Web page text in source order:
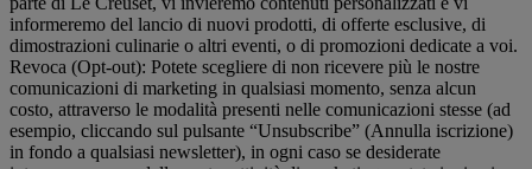
informeremo del lancio di nuovi prodotti, di offerte esclusive, di
dimostrazioni culinarie o altri eventi, o di promozioni dedicate a voi.
Revoca (Opt-out): Potete scegliere di non ricevere più le nostre
comunicazioni di marketing in qualsiasi momento, senza alcun
costo, attraverso le modalità presenti nelle comunicazioni stesse (ad
esempio, cliccando sul pulsante “Unsubscribe” (Annulla iscrizione)
in fondo a qualsiasi newsletter), in ogni caso se desiderate